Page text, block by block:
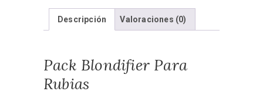
Descripción Valoraciones (0)
Pack Blondifier Para
Rubias